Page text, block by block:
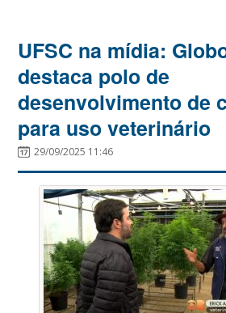
UFSC na mídia:
destaca polo de
desenvolvimento de
para uso veterinário
29/09/2025 11:46